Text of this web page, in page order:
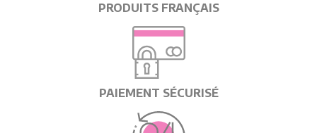
PRODUITS FRANÇAIS
PAIEMENT SÉCURISÉ